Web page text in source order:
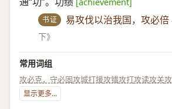
书证 易攻伐以治我国，攻必倍
下》
常用词组
攻必克，守必固攻城打援攻错攻打攻读攻关
显示更多...